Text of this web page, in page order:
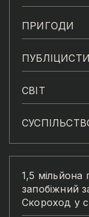
ПРИГОДИ
СВІТ
1,5 мільйона
запобіжний
Скороход у